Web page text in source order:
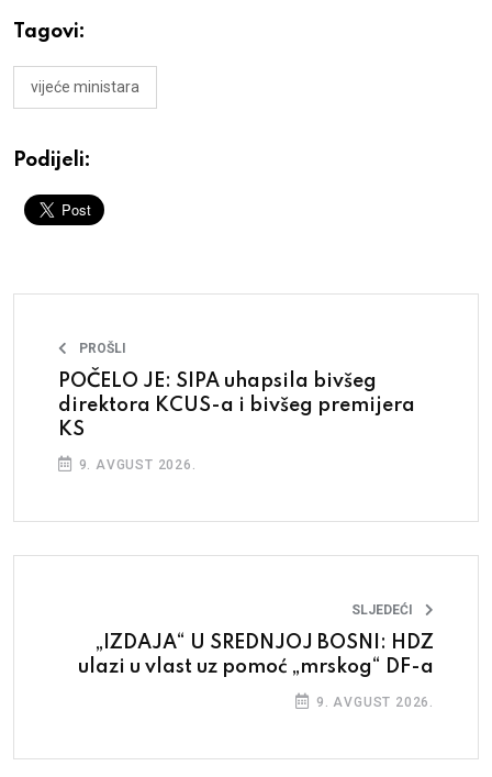
Tagovi:
vijeće ministara
Podijeli:
PROŠLI
POČELO JE: SIPA uhapsila bivšeg
direktora KCUS-a i bivšeg premijera
KS
9. AVGUST 2026.
SLJEDEĆI
„IZDAJA“ U SREDNJOJ BOSNI: HDZ
ulazi u vlast uz pomoć „mrskog“ DF-a
9. AVGUST 2026.